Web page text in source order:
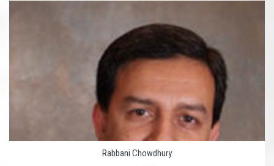
Rabbani Chowdhury